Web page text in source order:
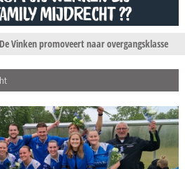
Vinken promoveert naar overgangsklasse